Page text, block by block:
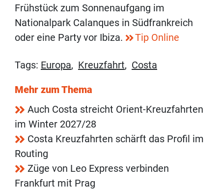
Frühstück zum Sonnenaufgang im
Nationalpark Calanques in Südfrankreich
oder eine Party vor Ibiza.
Tip Online
Tags: Europa, Kreuzfahrt, Costa
Mehr zum Thema
Auch Costa streicht Orient-Kreuzfahrten
im Winter 2027/28
Costa Kreuzfahrten schärft das Profil im
Routing
Züge von Leo Express verbinden
Frankfurt mit Prag